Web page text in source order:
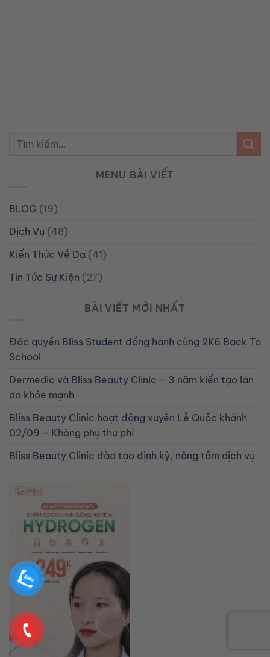
MENU BÀI VIẾT
BLOG (19)
Dịch Vụ (48)
Kiến Thức Về Da (41)
Tin Tức Sự Kiện (27)
BÀI VIẾT MỚI NHẤT
Đặc quyền Bliss Student đồng hành cùng 2K6 Back To
School
Dermedic và Bliss Beauty Clinic – 3 năm kiến tạo làn
da khỏe mạnh
Bliss Beauty Clinic hoạt động xuyên Lễ Quốc khánh
02/09 – Không phụ thu phí
Bliss Beauty Clinic đào tạo định kỳ, nâng tầm dịch vụ